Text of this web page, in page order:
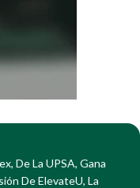
De La UPSA, Gana
De ElevateU, La